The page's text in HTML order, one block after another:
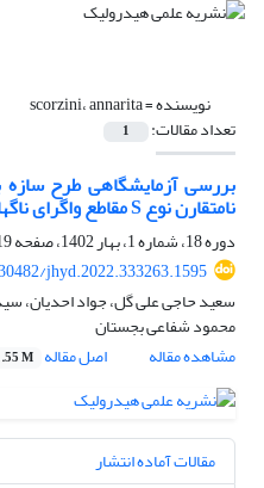
نویسنده =scorzini، annarita
تعداد مقالات: 1
بررسی آزمایشگاهی طرح
نامتقارن نوع S مقاطع واگرای ناگهانی
دوره 18، شماره 1، بهار 1402، صفحه
jhyd.2022.333263.1595
محمود شفاعی بجستان
مشاهده مقاله
اصل مقاله M
مقالات آماده انتشار